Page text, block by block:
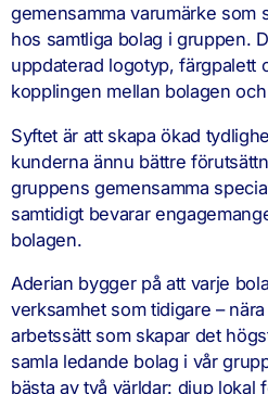
gemensamma varumärke som
hos samtliga bolag i gruppen.
uppdaterad logotyp, färgpalett
kopplingen mellan bolagen
Syftet är att skapa ökad
kunderna ännu bättre
gruppens gemensamma
samtidigt bevarar
bolagen.
Aderian bygger på att varje
verksamhet som tidigare –
arbetssätt som skapar det
samla ledande bolag i vår
bästa av två världar: djup lokal